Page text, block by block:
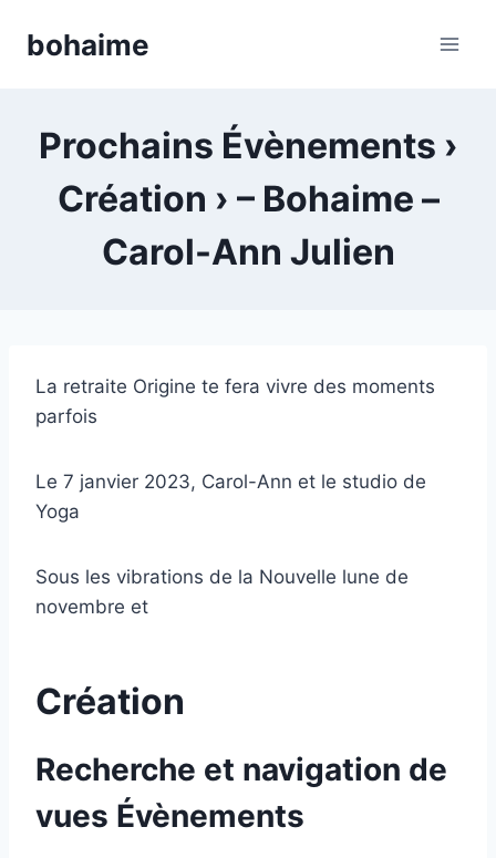
bohaime
Prochains Évènements ›
Création › – Bohaime –
Carol-Ann Julien
La retraite Origine te fera vivre des moments
parfois
Le 7 janvier 2023, Carol-Ann et le studio de
Yoga
Sous les vibrations de la Nouvelle lune de
novembre et
Création
Recherche et navigation de
vues Évènements